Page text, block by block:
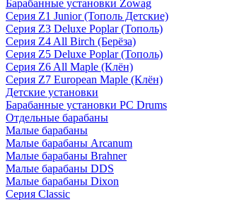
Барабанные установки Zowag
Серия Z1 Junior (Тополь Детские)
Серия Z3 Deluxe Poplar (Тополь)
Серия Z4 All Birch (Берёза)
Серия Z5 Deluxe Poplar (Тополь)
Серия Z6 All Maple (Клён)
Серия Z7 European Maple (Клён)
Детские установки
Барабанные установки PC Drums
Отдельные барабаны
Малые барабаны
Малые барабаны Arcanum
Малые барабаны Brahner
Малые барабаны DDS
Малые барабаны Dixon
Серия Classic